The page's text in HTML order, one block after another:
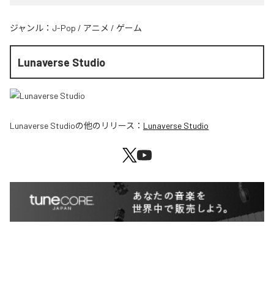
ジャンル： J-Pop / アニメ / ゲーム
Lunaverse Studio
Lunaverse Studioの他のリリース： Lunaverse Studio